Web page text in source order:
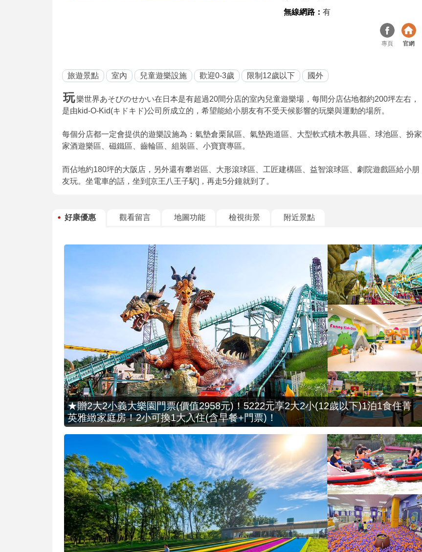
無線網路：有
專頁 官網
旅遊景點 室內 兒童遊樂設施 歡迎0-3歲 限制12歲以下 國外
玩樂世界あそびのせかい在日本是有超過20間分店的室內兒童遊樂場，每間分店佔地都約200坪左右，
是由kid-O-Kid(キドキド)公司所成立的，希望能給小朋友有不受天候影響的玩樂與運動的場所。
每個分店都一定會提供的遊樂設施為：氣墊倉栗鼠區、氣墊跑道區、大型軟式積木教具區、球池區、扮家
家酒遊樂區、磁鐵區、齒輪區、組裝區、小寶寶專區。
而佔地約180坪的大阪店，另外還有攀岩區、大形滾球區、工匠建構區、益智滾球區、劇院遊戲區給小朋
友玩。坐電車的話，坐到[京王八王子駅]，再走5分鐘就到了。
好康優惠 觀看留言 地圖功能 檢視街景 附近景點
★贈2大2小義大樂園門票(價值2958元)！5222元享2大2小(12歲以下)1泊1食住菁
英雅緻家庭房！2小可換1大入住(含早餐+門票)！